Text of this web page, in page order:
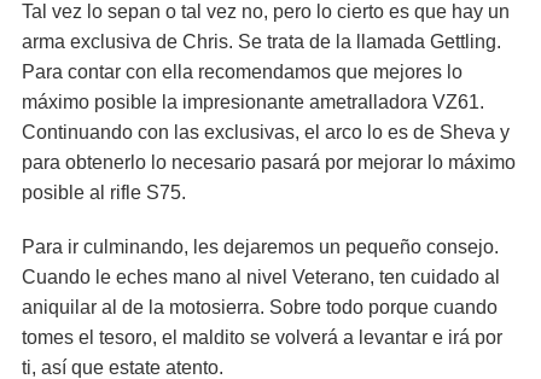
Tal vez lo sepan o tal vez no, pero lo cierto es que hay un
arma exclusiva de Chris. Se trata de la llamada Gettling.
Para contar con ella recomendamos que mejores lo
máximo posible la impresionante ametralladora VZ61.
Continuando con las exclusivas, el arco lo es de Sheva y
para obtenerlo lo necesario pasará por mejorar lo máximo
posible al rifle S75.
Para ir culminando, les dejaremos un pequeño consejo.
Cuando le eches mano al nivel Veterano, ten cuidado al
aniquilar al de la motosierra. Sobre todo porque cuando
tomes el tesoro, el maldito se volverá a levantar e irá por
ti, así que estate atento.